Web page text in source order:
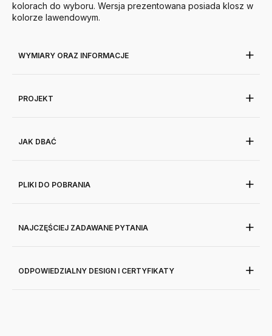
kolorach do wyboru. Wersja prezentowana posiada klosz w
kolorze lawendowym.
WYMIARY ORAZ INFORMACJE
PROJEKT
JAK DBAĆ
PLIKI DO POBRANIA
NAJCZĘŚCIEJ ZADAWANE PYTANIA
ODPOWIEDZIALNY DESIGN I CERTYFIKATY